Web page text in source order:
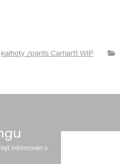
kalhoty /pants Carhartt WIP
informován o